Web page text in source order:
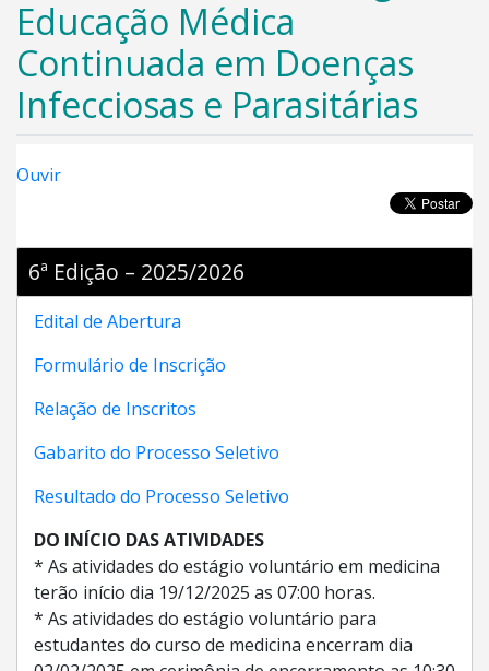
Educação Médica
Continuada em Doenças
Infecciosas e Parasitárias
Ouvir
6ª Edição – 2025/2026
Edital de Abertura
Formulário de Inscrição
Relação de Inscritos
Gabarito do Processo Seletivo
Resultado do Processo Seletivo
DO INÍCIO DAS ATIVIDADES
* As atividades do estágio voluntário em medicina
terão início dia 19/12/2025 as 07:00 horas.
* As atividades do estágio voluntário para
estudantes do curso de medicina encerram dia